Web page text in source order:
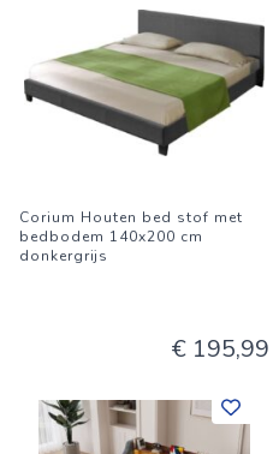
Corium Houten bed stof met
bedbodem 140x200 cm
donkergrijs
€ 195,99